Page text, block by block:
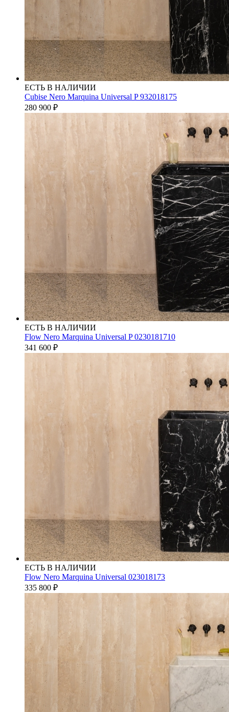
ЕСТЬ В НАЛИЧИИ
Cubise Nero Marquina Universal P 932018175
280 900 ₽
ЕСТЬ В НАЛИЧИИ
Flow Nero Marquina Universal P 0230181710
341 600 ₽
ЕСТЬ В НАЛИЧИИ
Flow Nero Marquina Universal 023018173
335 800 ₽